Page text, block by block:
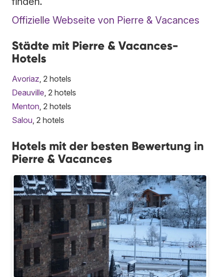
Offizielle Webseite von Pierre & Vacances
Städte mit Pierre & Vacances-
Hotels
Avoriaz , 2 hotels
Deauville , 2 hotels
Menton , 2 hotels
Salou , 2 hotels
Hotels mit der besten Bewertung in
Pierre & Vacances